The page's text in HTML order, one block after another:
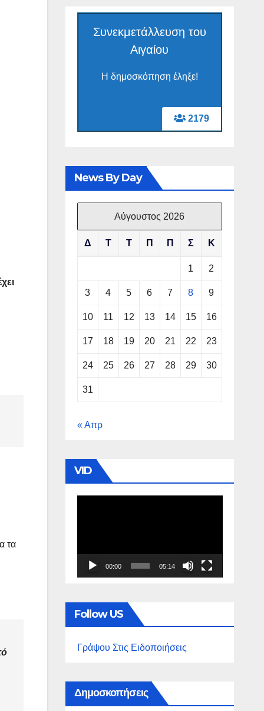
τα
2179
Συνεκμετάλλευση του
Αιγαίου
Η δημοσκόπηση έληξε!
News By Day
Αύγουστος 2026
Δ Τ Τ Π Π Σ Κ
1 2
3 4 5 6 7 8 9
10 11 12 13 14 15 16
17 18 19 20 21 22 23
24 25 26 27 28 29 30
31
« Απρ
VID
00:00 05:14
Follow US
Γράψου Στις Ειδοποιήσεις
Δημοσκοπήσεις